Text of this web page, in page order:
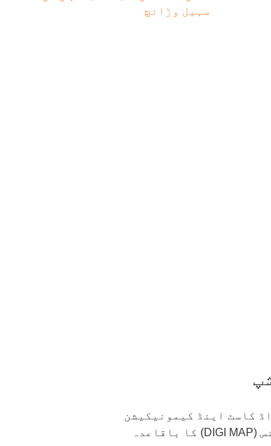
سہیل وڑائچ
کاسٹ اینڈ کیمونیکیشن
) ڈیجٹیل میڈیاالائنس (DIGI MAP) کا باقاعدہ